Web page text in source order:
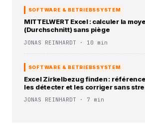
SOFTWARE & BETRIEBSSYSTEM
MITTELWERT Excel : calculer la
(Durchschnitt) sans piège
JONAS REINHARDT · 10 min
SOFTWARE & BETRIEBSSYSTEM
Excel Zirkelbezug finden :
les détecter et les corriger sans
JONAS REINHARDT · 7 min